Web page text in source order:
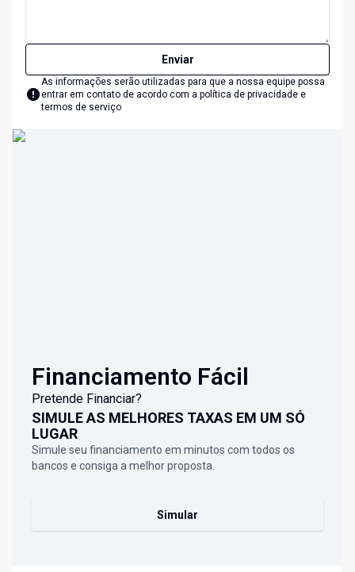
Enviar
As informações serão utilizadas para que a nossa equipe possa
entrar em contato de acordo com a política de privacidade e
termos de serviço
Financiamento Fácil
Pretende Financiar?
SIMULE AS MELHORES TAXAS EM UM SÓ
LUGAR
Simule seu financiamento em minutos com todos os
bancos e consiga a melhor proposta.
Simular